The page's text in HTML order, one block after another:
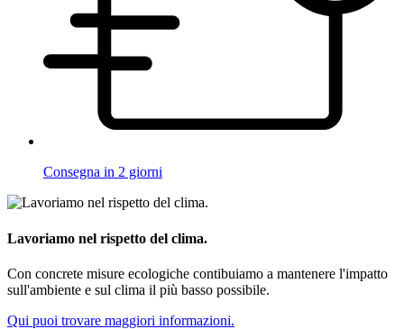
Consegna in 2 giorni
Lavoriamo nel rispetto del clima.
Con concrete misure ecologiche contibuiamo a mantenere l'impatto
sull'ambiente e sul clima il più basso possibile.
Qui puoi trovare maggiori informazioni.